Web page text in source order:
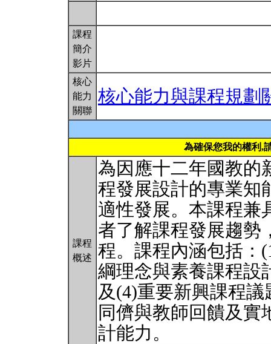
課程
簡介
影片
核心
能力
關聯
核心能力與課程規劃
為確保您我的權利,
課程
概述
為因應十二年國教的
程發展設計的專業知
適性發展。本課程兼
者了解課程發展趨勢
程。課程內涵包括：
綱理念與素養課程設
及(4)重要新興課程
同儕與教師回饋及實
計能力。